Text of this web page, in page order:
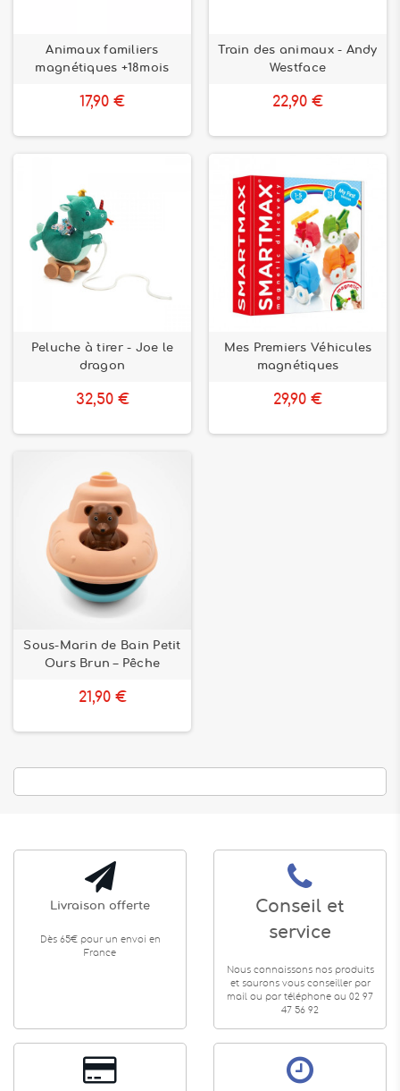
Animaux familiers
magnétiques +18mois
17,90 €
Train des animaux - Andy
Westface
22,90 €
Peluche à tirer - Joe le
dragon
32,50 €
Mes Premiers Véhicules
magnétiques
29,90 €
Sous-Marin de Bain Petit
Ours Brun – Pêche
21,90 €
Livraison offerte
Dès 65€ pour un envoi en
France
Conseil et
service
Nous connaissons nos produits
et saurons vous conseiller par
mail ou par téléphone au 02 97
47 56 92